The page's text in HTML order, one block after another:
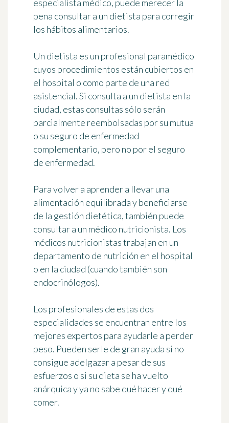
especialista médico, puede merecer la
pena consultar a un dietista para corregir
los hábitos alimentarios.
Un dietista es un profesional paramédico
cuyos procedimientos están cubiertos en
el hospital o como parte de una red
asistencial. Si consulta a un dietista en la
ciudad, estas consultas sólo serán
parcialmente reembolsadas por su mutua
o su seguro de enfermedad
complementario, pero no por el seguro
de enfermedad.
Para volver a aprender a llevar una
alimentación equilibrada y beneficiarse
de la gestión dietética, también puede
consultar a un médico nutricionista. Los
médicos nutricionistas trabajan en un
departamento de nutrición en el hospital
o en la ciudad (cuando también son
endocrinólogos).
Los profesionales de estas dos
especialidades se encuentran entre los
mejores expertos para ayudarle a perder
peso. Pueden serle de gran ayuda si no
consigue adelgazar a pesar de sus
esfuerzos o si su dieta se ha vuelto
anárquica y ya no sabe qué hacer y qué
comer.